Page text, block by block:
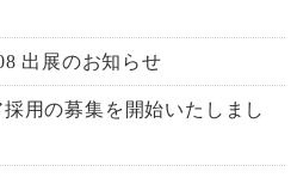
出展のお知らせ
採用の募集を開始いたしまし